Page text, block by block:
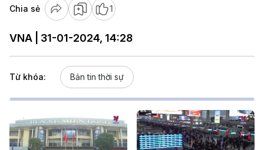
Chia sẻ 1
VNA | 31-01-2024, 14:28
Từ khóa: Bản tin thời sự